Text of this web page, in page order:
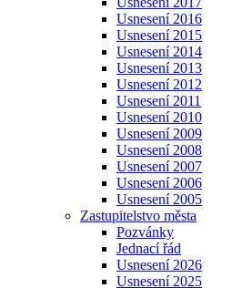
Usnesení 2016
Usnesení 2015
Usnesení 2014
Usnesení 2013
Usnesení 2012
Usnesení 2011
Usnesení 2010
Usnesení 2009
Usnesení 2008
Usnesení 2007
Usnesení 2006
Usnesení 2005
Zastupitelstvo města
Pozvánky
Jednací řád
Usnesení 2026
Usnesení 2025